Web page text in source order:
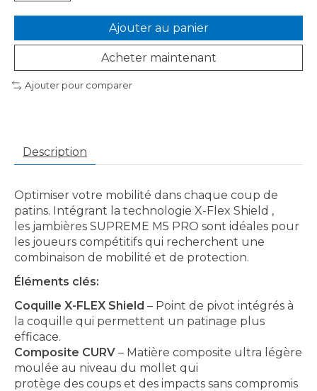
Ajouter au panier
Acheter maintenant
Ajouter pour comparer
Description
Optimiser votre mobilité dans chaque coup de
patins. Intégrant la technologie X-Flex Shield ,
les jambières SUPREME M5 PRO sont idéales pour
les joueurs compétitifs qui recherchent une
combinaison de mobilité et de protection.
Éléments clés:
Coquille X-FLEX Shield – Point de pivot intégrés à
la coquille qui permettent un patinage plus
efficace.
Composite CURV – Matière composite ultra légère
moulée au niveau du mollet qui
protège des coups et des impacts sans compromis